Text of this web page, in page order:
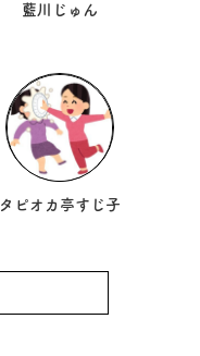
藍川じゅん
タピオカ亭すじ子